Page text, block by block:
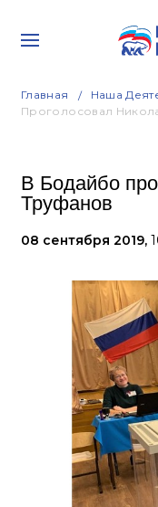
Главная Наша
Проголосовал
В Бодайбо
Труфанов
08 сентября 2019,